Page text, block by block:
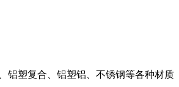
铝塑复合、铝塑铝、不锈钢等各种材质